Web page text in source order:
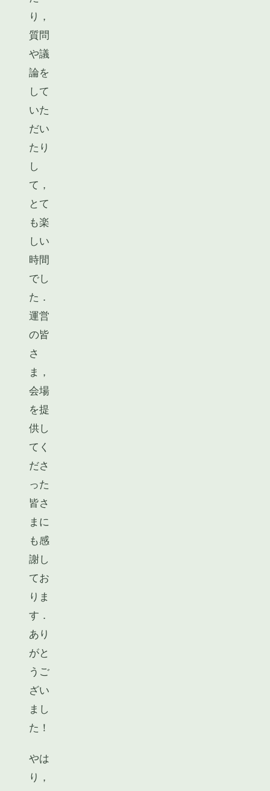
り，
質問
や議
論を
して
いた
だい
たり
し
て，
とて
も楽
しい
時間
でし
た．
運営
の皆
さ
ま，
会場
を提
供し
てく
ださ
った
皆さ
まに
も感
謝し
てお
りま
す．
あり
がと
うご
ざい
まし
た！
やは
り，